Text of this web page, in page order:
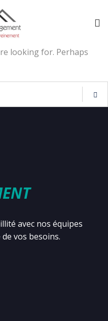
looking for. Perhaps
avec nos équipes
vos besoins.